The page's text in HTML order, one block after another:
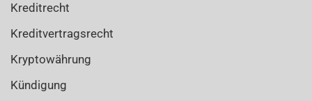
Kreditrecht
Kreditvertragsrecht
Kryptowährung
Kündigung